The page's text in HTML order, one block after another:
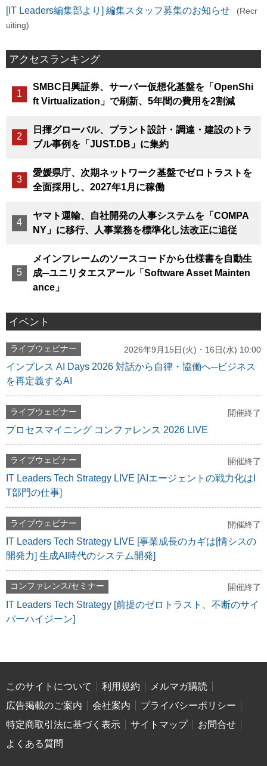
[IT Leaders編集部より] 編集スタッフ募集のお知らせ
(Recr
uiting)
アクセスランキング
SMBC日興証券、サーバー仮想化基盤を「OpenShi
ft Virtualization」で刷新、5年間の費用を2割減
日揮グローバル、プラント設計・調達・建設のトラ
ブル事例を「JUST.DB」に集約
愛媛県庁、次期ネットワーク基盤でゼロトラストを
全面採用し、2027年1月に稼働
ヤマト運輸、自社開発の人事システムを「COMPA
NY」に移行、人事業務を標準化し法改正に追従
メインフレームのソースコードから仕様書を自動生
成─ユニリタエスアール「Software Asset Mainten
ance」
イベント
ライブウェビナー 2026年9月15日(火)・16日(水) 10:00
インプレス AI Days 2026 対話から自律・協働へ─ビジネス
を再定義するAI
ライブウェビナー 開催終了
プロセスマイニング コンファレンス 2026 LIVE
ライブウェビナー 開催終了
IT Leaders Tech Strategy LIVE [AIエージェントの戦力化はI
T部門の仕事]
ライブウェビナー 開催終了
IT Leaders Tech Strategy LIVE [事業成長のカギは[情シスの
開発力] 生成AI時代のシステム開発]
コンファレンス/セミナー 開催終了
IT Leaders Tech Strategy [前提のゼロトラスト、不断のサイ
バーハイジーン]
このサイトについて 利用規約
メルマガ購読
広告掲載のご案内
会社案内
プライバシーポリシー
特定商取引法に基づく表示
サイトマップ
お問合せ
よくある質問